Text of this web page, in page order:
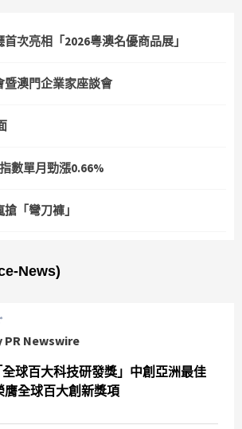
次亮相「2026粵澳名優商品展」
暨澳門企業家座談會
數單月勁漲0.66%
「彎刀褲」
News)
PR Newswire
球百大科技研發獎」中創亞洲最佳
膺全球百大創新獎項